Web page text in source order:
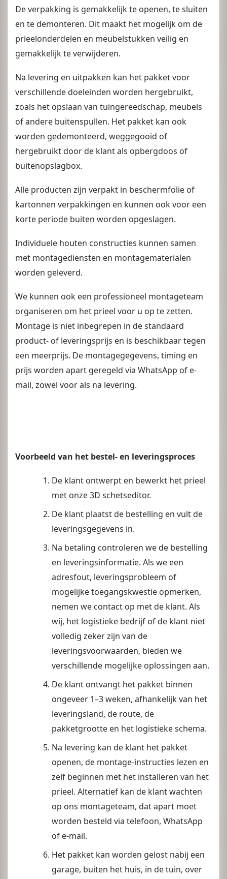
De verpakking is gemakkelijk te openen, te sluiten
en te demonteren. Dit maakt het mogelijk om de
prieelonderdelen en meubelstukken veilig en
gemakkelijk te verwijderen.
Na levering en uitpakken kan het pakket voor
verschillende doeleinden worden hergebruikt,
zoals het opslaan van tuingereedschap, meubels
of andere buitenspullen. Het pakket kan ook
worden gedemonteerd, weggegooid of
hergebruikt door de klant als opbergdoos of
buitenopslagbox.
Alle producten zijn verpakt in beschermfolie of
kartonnen verpakkingen en kunnen ook voor een
korte periode buiten worden opgeslagen.
Individuele houten constructies kunnen samen
met montagediensten en montagematerialen
worden geleverd.
We kunnen ook een professioneel montageteam
organiseren om het prieel voor u op te zetten.
Montage is niet inbegrepen in de standaard
product- of leveringsprijs en is beschikbaar tegen
een meerprijs. De montagegegevens, timing en
prijs worden apart geregeld via WhatsApp of e-
mail, zowel voor als na levering.
Voorbeeld van het bestel- en leveringsproces
De klant ontwerpt en bewerkt het prieel
met onze 3D schetseditor.
De klant plaatst de bestelling en vult de
leveringsgegevens in.
Na betaling controleren we de bestelling
en leveringsinformatie. Als we een
adresfout, leveringsprobleem of
mogelijke toegangskwestie opmerken,
nemen we contact op met de klant. Als
wij, het logistieke bedrijf of de klant niet
volledig zeker zijn van de
leveringsvoorwaarden, bieden we
verschillende mogelijke oplossingen aan.
De klant ontvangt het pakket binnen
ongeveer 1–3 weken, afhankelijk van het
leveringsland, de route, de
pakketgrootte en het logistieke schema.
Na levering kan de klant het pakket
openen, de montage-instructies lezen en
zelf beginnen met het installeren van het
prieel. Alternatief kan de klant wachten
op ons montageteam, dat apart moet
worden besteld via telefoon, WhatsApp
of e-mail.
Het pakket kan worden gelost nabij een
garage, buiten het huis, in de tuin, over